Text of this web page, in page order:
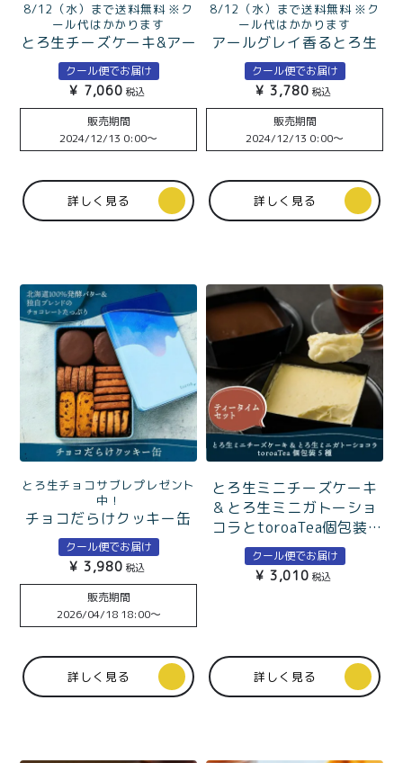
8/12（水）まで送料無料 ※ク
ール代はかかります
とろ生チーズケーキ&アー
ルグレイ香るとろ生チー
ズケーキ
クール便でお届け
¥ 7,060 税込
販売期間
2024/12/13 0:00〜
詳しく見る
8/12（水）まで送料無料 ※ク
ール代はかかります
アールグレイ香るとろ生
チーズケーキ
クール便でお届け
¥ 3,780 税込
販売期間
2024/12/13 0:00〜
詳しく見る
とろ生チョコサブレプレゼント
中！
チョコだらけクッキー缶
北海道発酵バターとチョ
コレートたっぷり
クール便でお届け
¥ 3,980 税込
販売期間
2026/04/18 18:00〜
詳しく見る
とろ生ミニチーズケーキ
＆とろ生ミニガトーショ
コラとtoroaTea個包装5
種のティータイムセット
クール便でお届け
¥ 3,010 税込
詳しく見る